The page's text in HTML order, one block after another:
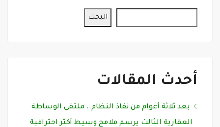
البحث
أحدث المقالات
بعد ثلاثة أعوام من نفاذ النظام.. ملتقى الوساطة
العقارية الثالث يرسم ملامح وسيط أكثر احترافية